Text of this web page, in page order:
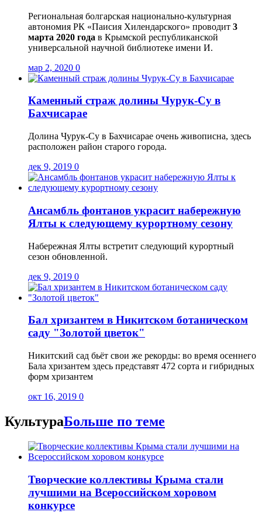
Региональная болгарская национально-культурная
автономия РК «Паисия Хилендарского» проводит 3
марта 2020 года в Крымской республиканской
универсальной научной библиотеке имени И.
мар 2, 2020 0
Каменный страж долины Чурук-Су в
Бахчисарае
Долина Чурук-Су в Бахчисарае очень живописна, здесь
расположен район старого города.
дек 9, 2019 0
Ансамбль фонтанов украсит набережную
Ялты к следующему курортному сезону
Набережная Ялты встретит следующий курортный
сезон обновленной.
дек 9, 2019 0
Бал хризантем в Никитском ботаническом
саду "Золотой цветок"
Никитский сад бьёт свои же рекорды: во время осеннего
Бала хризантем здесь представят 472 сорта и гибридных
форм хризантем
окт 16, 2019 0
КультураБольше по теме
Творческие коллективы Крыма стали
лучшими на Всероссийском хоровом
конкурсе